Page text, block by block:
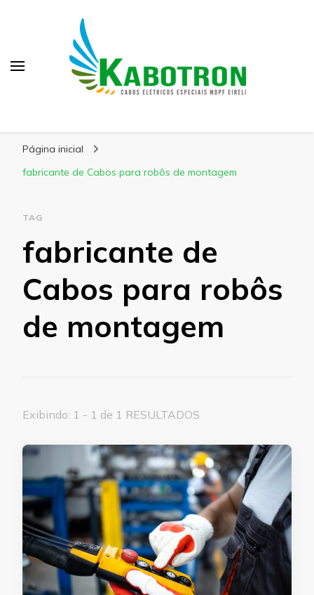
Página inicial
fabricante de Cabos para robôs de montagem
TAG
fabricante de
Cabos para robôs
de montagem
Exibindo: 1 - 1 de 1 RESULTADOS